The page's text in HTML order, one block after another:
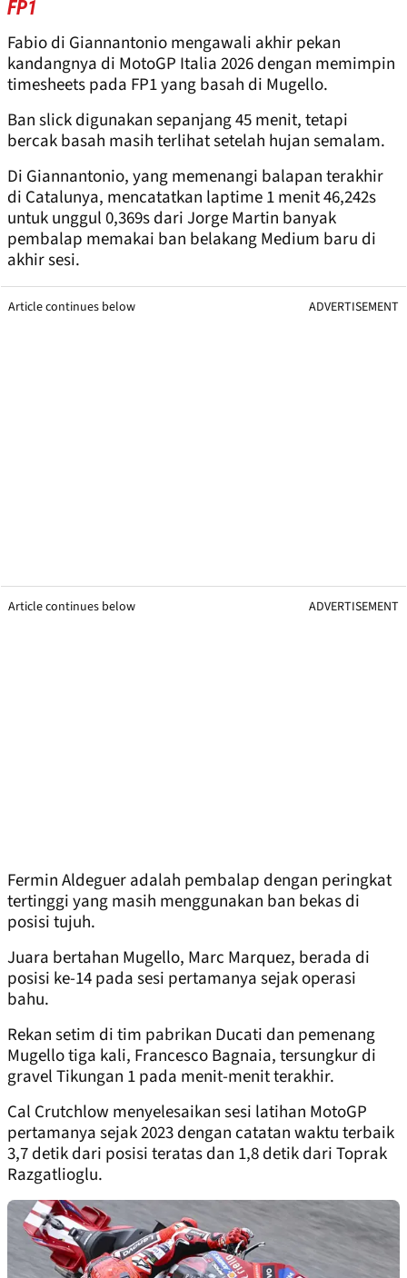
FP1
Fabio di Giannantonio mengawali akhir pekan
kandangnya di MotoGP Italia 2026 dengan memimpin
timesheets pada FP1 yang basah di Mugello.
Ban slick digunakan sepanjang 45 menit, tetapi
bercak basah masih terlihat setelah hujan semalam.
Di Giannantonio, yang memenangi balapan terakhir
di Catalunya, mencatatkan laptime 1 menit 46,242s
untuk unggul 0,369s dari Jorge Martin banyak
pembalap memakai ban belakang Medium baru di
akhir sesi.
Article continues below ADVERTISEMENT
Article continues below ADVERTISEMENT
Fermin Aldeguer adalah pembalap dengan peringkat
tertinggi yang masih menggunakan ban bekas di
posisi tujuh.
Juara bertahan Mugello, Marc Marquez, berada di
posisi ke-14 pada sesi pertamanya sejak operasi
bahu.
Rekan setim di tim pabrikan Ducati dan pemenang
Mugello tiga kali, Francesco Bagnaia, tersungkur di
gravel Tikungan 1 pada menit-menit terakhir.
Cal Crutchlow menyelesaikan sesi latihan MotoGP
pertamanya sejak 2023 dengan catatan waktu terbaik
3,7 detik dari posisi teratas dan 1,8 detik dari Toprak
Razgatlioglu.